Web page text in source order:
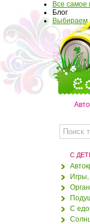
Все самое
Блог
Выбираем
С
Игры,
С